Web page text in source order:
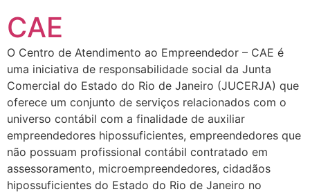
CAE
O Centro de Atendimento ao Empreendedor – CAE é
uma iniciativa de responsabilidade social da Junta
Comercial do Estado do Rio de Janeiro (JUCERJA) que
oferece um conjunto de serviços relacionados com o
universo contábil com a finalidade de auxiliar
empreendedores hipossuficientes, empreendedores que
não possuam profissional contábil contratado em
assessoramento, microempreendedores, cidadãos
hipossuficientes do Estado do Rio de Janeiro no